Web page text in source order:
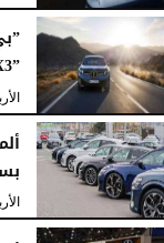
”iX3” الجديدة